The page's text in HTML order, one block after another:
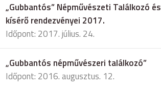
„Gubbantós” Népművészeti Találkozó és
kísérő rendezvényei 2017.
Időpont: 2017. július. 24.
„Gubbantós népművészeri találkozó”
Időpont: 2016. augusztus. 12.